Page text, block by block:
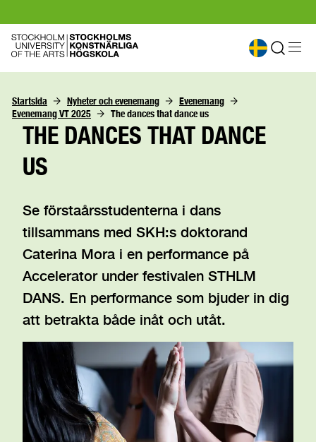
Startsida Nyheter och evenemang
Evenemang
Evenemang VT 2025
The dances that dance us
THE DANCES THAT DANCE
US
Se förstaårsstudenterna i dans
tillsammans med SKH:s doktorand
Caterina Mora i en performance på
Accelerator under festivalen STHLM
DANS. En performance som bjuder in dig
att betrakta både inåt och utåt.